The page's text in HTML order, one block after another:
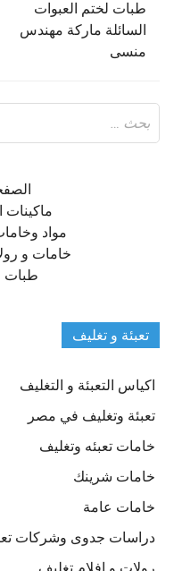
المقالات
طبات لختم العبوات
السائلة ماركة مهندس
منسى
عن:
ماكينات
مواد
خامات و
طبات
تعبئة و تغليف
اكياس التعبئة و التغليف
تعبئة وتغليف في مصر
خامات تعبئه وتغليف
خامات شرينك
خامات عامة
دراسات جدوى وشركات
رولات و افلام تغليف